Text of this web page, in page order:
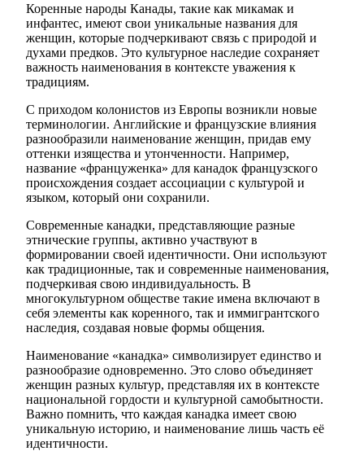
Коренные народы Канады, такие как микамак и
инфантес, имеют свои уникальные названия для
женщин, которые подчеркивают связь с природой и
духами предков. Это культурное наследие сохраняет
важность наименования в контексте уважения к
традициям.
С приходом колонистов из Европы возникли новые
терминологии. Английские и французские влияния
разнообразили наименование женщин, придав ему
оттенки изящества и утонченности. Например,
название «француженка» для канадок французского
происхождения создает ассоциации с культурой и
языком, который они сохранили.
Современные канадки, представляющие разные
этнические группы, активно участвуют в
формировании своей идентичности. Они используют
как традиционные, так и современные наименования,
подчеркивая свою индивидуальность. В
многокультурном обществе такие имена включают в
себя элементы как коренного, так и иммигрантского
наследия, создавая новые формы общения.
Наименование «канадка» символизирует единство и
разнообразие одновременно. Это слово объединяет
женщин разных культур, представляя их в контексте
национальной гордости и культурной самобытности.
Важно помнить, что каждая канадка имеет свою
уникальную историю, и наименование лишь часть её
идентичности.